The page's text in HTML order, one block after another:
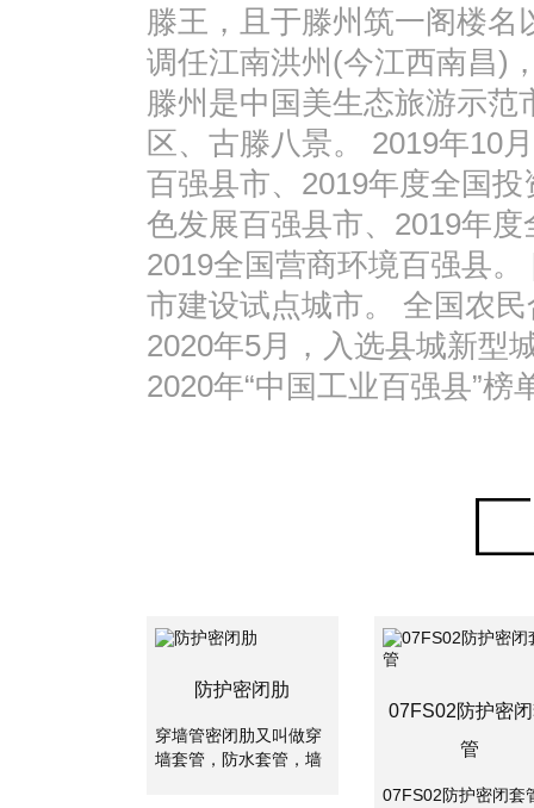
滕王，且于滕州筑一阁楼名
调任江南洪州(今江西南昌)
滕州是中国美生态旅游示
区、古滕八景。 2019年10
百强县市、2019年度全国
色发展百强县市、2019年
2019全国营商环境百强县
市建设试点城市。 全国农
2020年5月，入选县城新型
2020年“中国工业百强县”榜
防护密闭肋
穿墙管密闭肋又叫做穿
墙套管，防水套管，墙
07FS02防护密
管
07FS02防护密闭套